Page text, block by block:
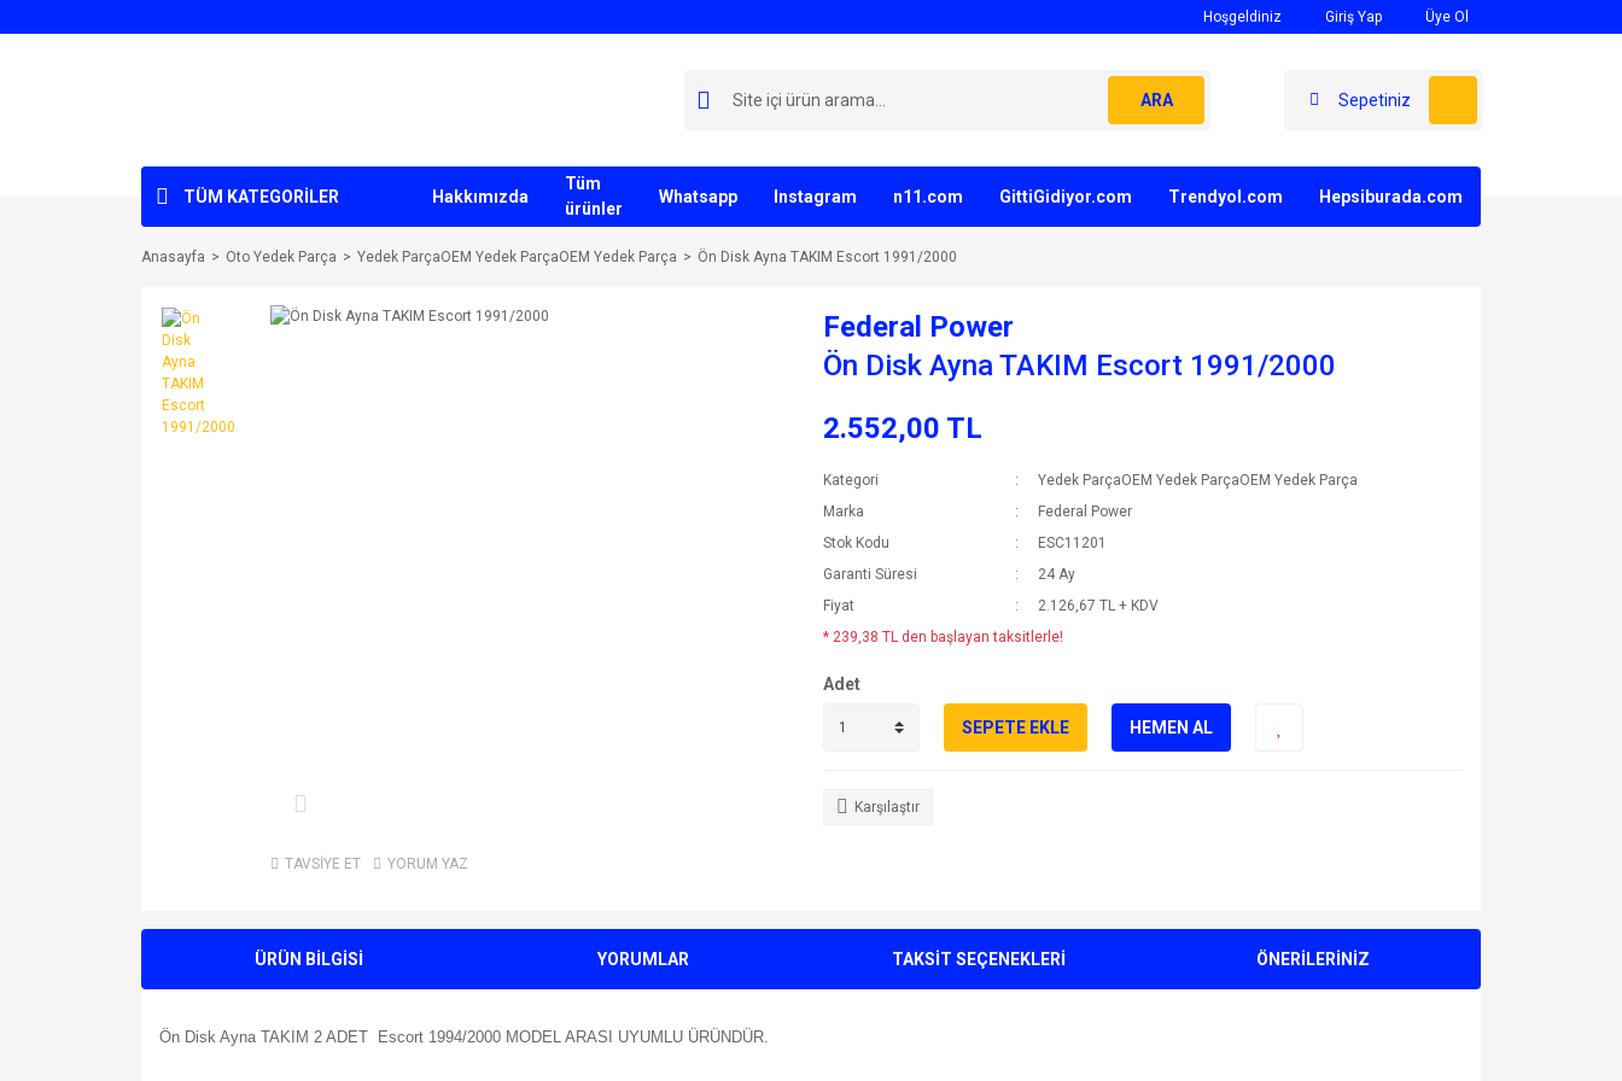
Hoşgeldiniz Giriş Yap Üye Ol
ARA Sepetiniz
TÜM KATEGORİLER Hakkımızda
Tüm
ürünler
Whatsapp Instagram n11.com GittiGidiyor.com Trendyol.com Hepsiburada.com
Anasayfa Oto Yedek Parça Yedek ParçaOEM Yedek ParçaOEM Yedek Parça Ön Disk Ayna TAKIM Escort 1991/2000
TAVSİYE ET YORUM YAZ
Federal Power
Ön Disk Ayna TAKIM Escort 1991/2000
2.552,00 TL
Kategori
Yedek ParçaOEM Yedek ParçaOEM Yedek Parça
Marka
Federal Power
Stok Kodu
ESC11201
Garanti Süresi
24 Ay
Fiyat
2.126,67 TL + KDV
* 239,38 TL den başlayan taksitlerle!
Adet
SEPETE EKLE HEMEN AL
Karşılaştır
ÜRÜN BİLGİSİ YORUMLAR TAKSİT SEÇENEKLERİ ÖNERİLERİNİZ
Ön Disk Ayna TAKIM 2 ADET Escort 1994/2000 MODEL ARASI UYUMLU ÜRÜNDÜR.